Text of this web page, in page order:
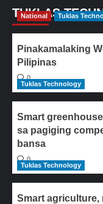
TUKLAS
National Tuklas
Pinakamalaking
Pilipinas
0
Tuklas Technology
Smart
sa pagiging
bansa
0
Tuklas Technology
Smart agriculture,